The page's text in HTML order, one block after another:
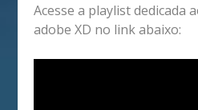
Acesse a playlist dedicada
adobe XD no link abaixo: